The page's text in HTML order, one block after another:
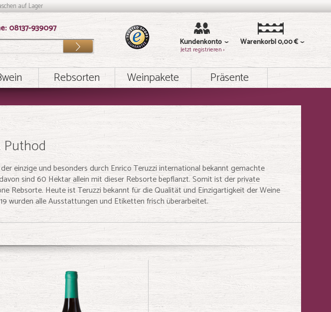
auf Lager
08137-939097
Los Kundenkonto
Jetzt registrieren ›
Warenkorb 0,00 €
Rebsorten Weinpakete Präsente
einzige und besonders durch Enrico Teruzzi international bekannt gemachte
sind 60 Hektar allein mit dieser Rebsorte bepflanzt. Somit ist der private
Rebsorte. Heute ist Teruzzi bekannt für die Qualität und Einzigartigkeit der Weine
wurden alle Ausstattungen und Etiketten frisch überarbeitet.